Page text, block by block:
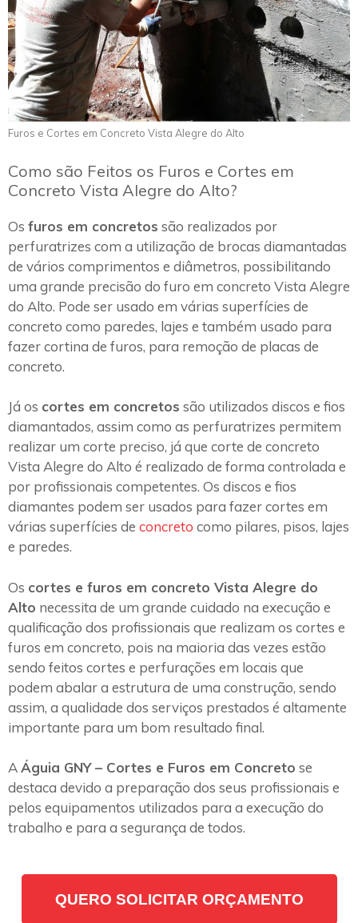
Furos e Cortes em Concreto Vista Alegre do Alto
Como são Feitos os Furos e Cortes em
Concreto Vista Alegre do Alto?
Os furos em concretos são realizados por
perfuratrizes com a utilização de brocas diamantadas
de vários comprimentos e diâmetros, possibilitando
uma grande precisão do furo em concreto Vista Alegre
do Alto. Pode ser usado em várias superfícies de
concreto como paredes, lajes e também usado para
fazer cortina de furos, para remoção de placas de
concreto.
Já os cortes em concretos são utilizados discos e fios
diamantados, assim como as perfuratrizes permitem
realizar um corte preciso, já que corte de concreto
Vista Alegre do Alto é realizado de forma controlada e
por profissionais competentes. Os discos e fios
diamantes podem ser usados para fazer cortes em
várias superfícies de concreto como pilares, pisos, lajes
e paredes.
Os cortes e furos em concreto Vista Alegre do
Alto necessita de um grande cuidado na execução e
qualificação dos profissionais que realizam os cortes e
furos em concreto, pois na maioria das vezes estão
sendo feitos cortes e perfurações em locais que
podem abalar a estrutura de uma construção, sendo
assim, a qualidade dos serviços prestados é altamente
importante para um bom resultado final.
AÁguia GNY – Cortes e Furos em Concreto se
destaca devido a preparação dos seus profissionais e
pelos equipamentos utilizados para a execução do
trabalho e para a segurança de todos.
QUERO SOLICITAR ORÇAMENTO